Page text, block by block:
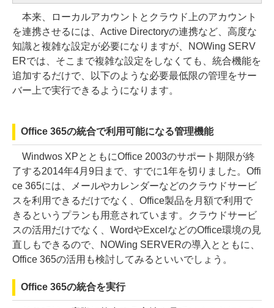
本来、ローカルアカウントとクラウド上のアカウント
を連携させるには、Active Directoryの連携など、高度な
知識と複雑な設定が必要になりますが、NOWing SERV
ERでは、そこまで複雑な設定をしなくても、統合機能を
追加するだけで、以下のような必要最低限の管理をサー
バー上で実行できるようになります。
Office 365の統合で利用可能になる管理機能
Windwos XPとともにOffice 2003のサポート期限が終
了する2014年4月9日まで、すでに1年を切りました。Offi
ce 365には、メールやカレンダーなどのクラウドサービ
スを利用できるだけでなく、Office製品を月額で利用で
きるというプランも用意されています。クラウドサービ
スの活用だけでなく、WordやExcelなどのOffice環境の見
直しもできるので、NOWing SERVERの導入とともに、
Office 365の活用も検討してみるといいでしょう。
Office 365の統合を実行